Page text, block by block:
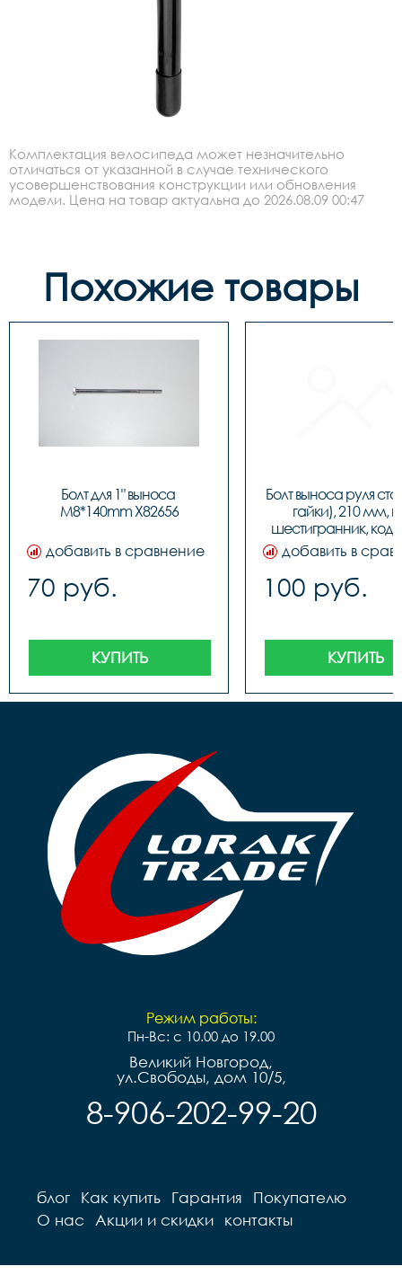
Комплектация велосипеда может незначительно
отличаться от указанной в случае технического
усовершенствования конструкции или обновления
модели. Цена на товар актуальна до 2026.08.09 00:47
Похожие товары
Болт для 1" выноса
M8*140mm Х82656
добавить в сравнение
70 руб.
КУПИТЬ
Болт выноса руля
гайки), 210 мм,
шестигранник, код
добавить в
100 руб.
КУПИТЬ
Режим работы:
Пн-Вс: с 10.00 до 19.00
Великий Новгород,
ул.Свободы, дом 10/5,
8-906-202-99-20
блог Как купить Гарантия
Покупателю
О нас
Акции и скидки контакты